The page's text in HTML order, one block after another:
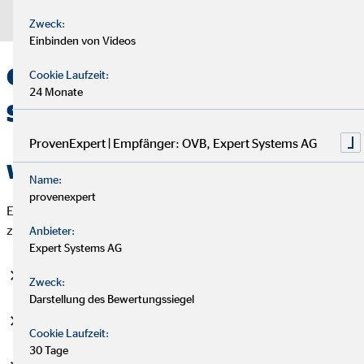
OVB Direktion in
Schwarzenbek
Wir beraten Sie mit Stil!
Erfahren Sie alles über ihre persönlichen Möglichkeiten wie
z.B.:
Fragen zu Kapitalanlagen und zur Abgeltungssteuer
Zweck:
Einbinden von Videos
Cookie Laufzeit:
24 Monate
ProvenExpert | Empfänger: OVB, Expert Systems AG
Name:
provenexpert
Anbieter:
Expert Systems AG
Zweck:
Darstellung des Bewertungssiegel
Cookie Laufzeit:
30 Tage